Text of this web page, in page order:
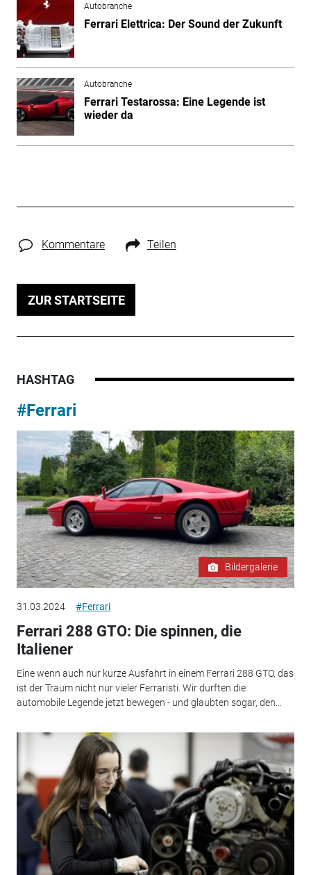
Autobranche
Ferrari Elettrica: Der Sound der Zukunft
Autobranche
Ferrari Testarossa: Eine Legende ist
wieder da
Kommentare Teilen
ZUR STARTSEITE
HASHTAG
#Ferrari
Bildergalerie
31.03.2024 #Ferrari
Ferrari 288 GTO: Die spinnen, die
Italiener
Eine wenn auch nur kurze Ausfahrt in einem Ferrari 288 GTO, das
ist der Traum nicht nur vieler Ferraristi. Wir durften die
automobile Legende jetzt bewegen - und glaubten sogar, den...